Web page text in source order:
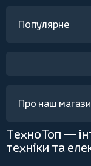
Популярне
Про наш
ТехноТоп —
техніки та